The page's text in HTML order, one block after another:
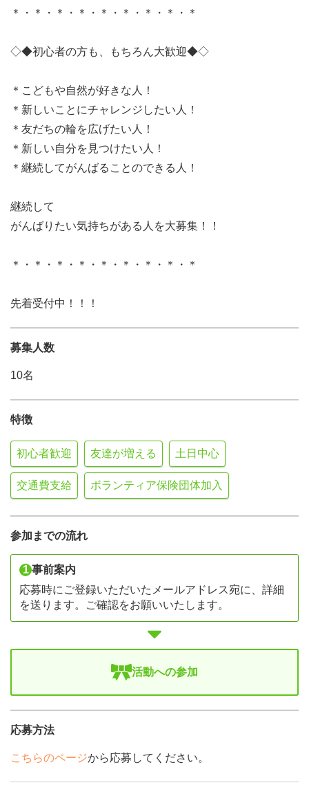
＊・＊・＊・＊・＊・＊・＊・＊・＊
◇◆初心者の方も、もちろん大歓迎◆◇
＊こどもや自然が好きな人！
＊新しいことにチャレンジしたい人！
＊友だちの輪を広げたい人！
＊新しい自分を見つけたい人！
＊継続してがんばることのできる人！
継続して
がんばりたい気持ちがある人を大募集！！
＊・＊・＊・＊・＊・＊・＊・＊・＊
先着受付中！！！
募集人数
10名
特徴
初心者歓迎 友達が増える 土日中心
交通費支給 ボランティア保険団体加入
参加までの流れ
1 事前案内
応募時にご登録いただいたメールアドレス宛に、詳細
を送ります。ご確認をお願いいたします。
活動への参加
応募方法
こちらのページから応募してください。